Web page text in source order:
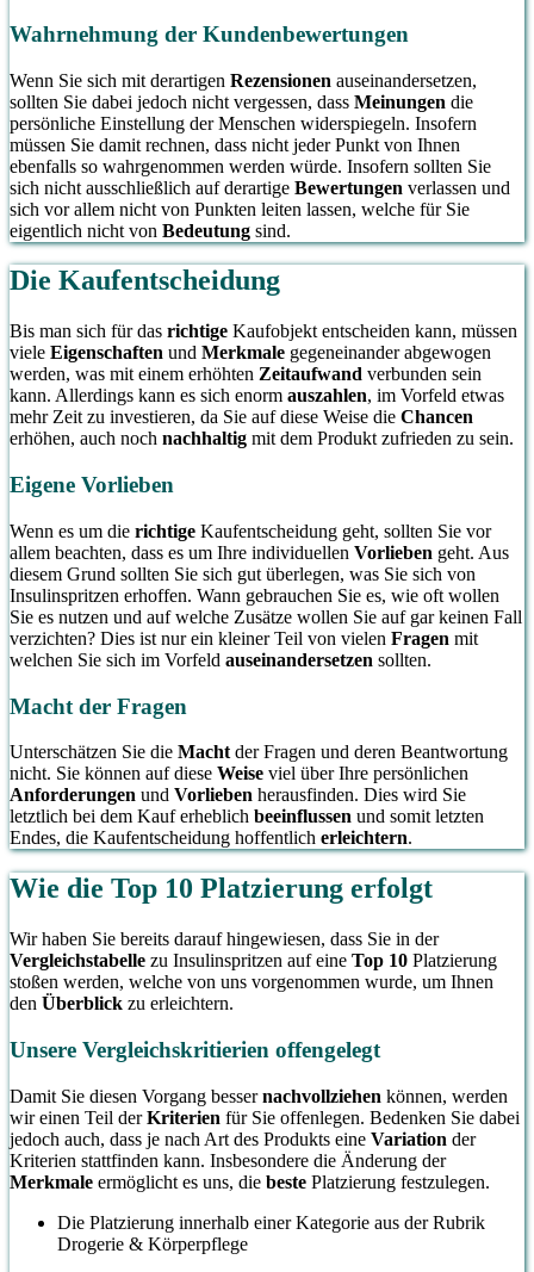
Wahrnehmung der Kundenbewertungen
Wenn Sie sich mit derartigen Rezensionen auseinandersetzen,
sollten Sie dabei jedoch nicht vergessen, dass Meinungen die
persönliche Einstellung der Menschen widerspiegeln. Insofern
müssen Sie damit rechnen, dass nicht jeder Punkt von Ihnen
ebenfalls so wahrgenommen werden würde. Insofern sollten Sie
sich nicht ausschließlich auf derartige Bewertungen verlassen und
sich vor allem nicht von Punkten leiten lassen, welche für Sie
eigentlich nicht von Bedeutung sind.
Die Kaufentscheidung
Bis man sich für das richtige Kaufobjekt entscheiden kann, müssen
viele Eigenschaften und Merkmale gegeneinander abgewogen
werden, was mit einem erhöhten Zeitaufwand verbunden sein
kann. Allerdings kann es sich enorm auszahlen, im Vorfeld etwas
mehr Zeit zu investieren, da Sie auf diese Weise die Chancen
erhöhen, auch noch nachhaltig mit dem Produkt zufrieden zu sein.
Eigene Vorlieben
Wenn es um die richtige Kaufentscheidung geht, sollten Sie vor
allem beachten, dass es um Ihre individuellen Vorlieben geht. Aus
diesem Grund sollten Sie sich gut überlegen, was Sie sich von
Insulinspritzen erhoffen. Wann gebrauchen Sie es, wie oft wollen
Sie es nutzen und auf welche Zusätze wollen Sie auf gar keinen Fall
verzichten? Dies ist nur ein kleiner Teil von vielen Fragen mit
welchen Sie sich im Vorfeld auseinandersetzen sollten.
Macht der Fragen
Unterschätzen Sie die Macht der Fragen und deren Beantwortung
nicht. Sie können auf diese Weise viel über Ihre persönlichen
Anforderungen und Vorlieben herausfinden. Dies wird Sie
letztlich bei dem Kauf erheblich beeinflussen und somit letzten
Endes, die Kaufentscheidung hoffentlich erleichtern.
Wie die Top 10 Platzierung erfolgt
Wir haben Sie bereits darauf hingewiesen, dass Sie in der
Vergleichstabelle zu Insulinspritzen auf eine Top 10 Platzierung
stoßen werden, welche von uns vorgenommen wurde, um Ihnen
den Überblick zu erleichtern.
Unsere Vergleichskritierien offengelegt
Damit Sie diesen Vorgang bessernachvollziehen können, werden
wir einen Teil derKriterien für Sie offenlegen. Bedenken Sie dabei
jedoch auch, dass je nach Art des Produkts eine Variation der
Kriterien stattfinden kann. Insbesondere die Änderung der
Merkmale ermöglicht es uns, die beste Platzierung festzulegen.
Die Platzierung innerhalb einer Kategorie aus der Rubrik
Drogerie & Körperpflege